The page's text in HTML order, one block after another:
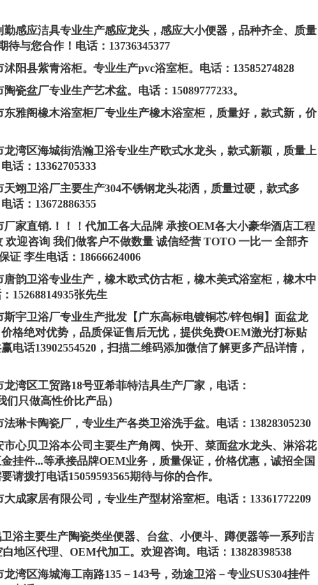
勤感应洁具专业生产感应龙头，感应大小便器，品种齐全、质量
与您合作！电话：13736345377
沭阳县紫青浴柜。专业生产pvc浴室柜。电话：13585274828
陶瓷盆厂专业生产艺术盆。电话：15089777233。
东雅阁橡木浴室柜厂专业生产橡木浴室柜，质量好，款式新，价
龙湾区海城街浩瀚卫浴专业生产欧式水龙头，款式新颖，质量上
话：13362705333
天翊卫浴厂主要生产304不锈钢龙头花洒，质量过硬，款式多
话：13672886355
厂家直销.！！！代加工各大品牌 承接OEM各大小豪华酒店工程
迎咨询 我们做客户不做数量 诚信经营 TOTO 一比一 全部齐
证 李生电话：18666624006
唐韵卫浴专业生产，橡木欧式仿古柜，橡木美式浴室柜，橡木中
15268814935张先生
斯宇卫浴厂专业生产批发【广东高标电镀铜芯/锌包铜】面盆龙
格绝对优势，品质保证售后无忧，提供免费OEM激光打标贴
电话13902554520，扫描二维码添加微信了解更多产品详情，
龙湾区工贸路18号亚希菲特洁具生产厂家，电话：
们只做高性价比产品）
法琳卡陶瓷厂，专业生产各类卫浴洗手盆。电话：13828305230
市心贝卫浴本公司主要生产角阀、快开、菜面盆水龙头、淋浴花
挂件...等承接品牌OEM业务，质量保证，价格优惠，诚招全国
请拨打电话15059593565期待与你的合作。
大成家居有限公司，专业生产型材浴室柜。电话：13361772209
卫浴主要生产陶瓷类坐便器、台盆、小便斗、蹲便器等一系列洁
地区代理、OEM代加工。欢迎咨询。电话：13828398538
龙湾区海城海工南路135－143号，劲途卫浴－专业SUS304挂件